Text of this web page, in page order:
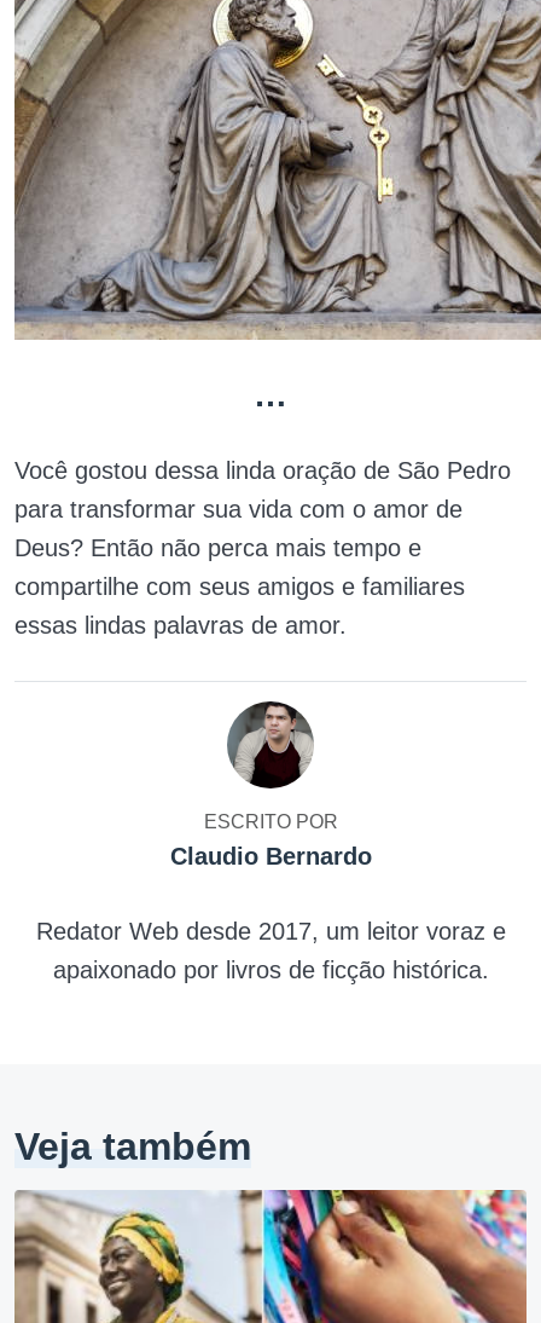
…
Você gostou dessa linda oração de São Pedro
para transformar sua vida com o amor de
Deus? Então não perca mais tempo e
compartilhe com seus amigos e familiares
essas lindas palavras de amor.
ESCRITO POR
Claudio Bernardo
Redator Web desde 2017, um leitor voraz e
apaixonado por livros de ficção histórica.
Veja também